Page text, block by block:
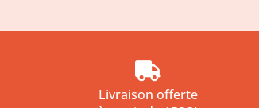

Livraison offerte